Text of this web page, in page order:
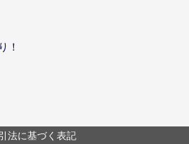
！
法に基づく表記